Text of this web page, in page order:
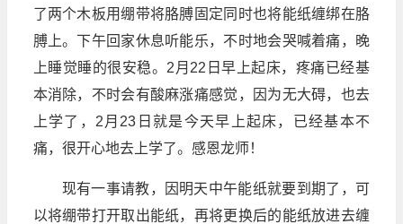
了两个木板用绷带将胳膊固定同时也将能纸缠绑在胳
膊上。下午回家休息听能乐，不时地会哭喊着痛，晚
上睡觉睡的很安稳。2月22日早上起床，疼痛已经基
本消除，不时会有酸麻涨痛感觉，因为无大碍，也去
上学了，2月23日就是今天早上起床，已经基本不
痛，很开心地去上学了。感恩龙师！
现有一事请教，因明天中午能纸就要到期了，可
以将绷带打开取出能纸，再将更换后的能纸放进去缠